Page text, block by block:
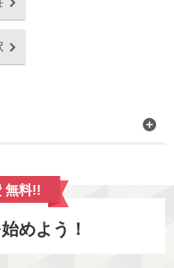
無料!!
めよう！